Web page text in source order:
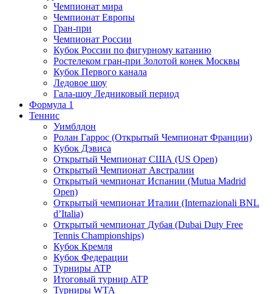
Чемпионат мира
Чемпионат Европы
Гран-при
Чемпионат России
Кубок России по фигурному катанию
Ростелеком гран-при Золотой конек Москвы
Кубок Первого канала
Ледовое шоу
Гала-шоу Ледниковый период
Формула 1
Теннис
Уимблдон
Ролан Гаррос (Открытый Чемпионат Франции)
Кубок Дэвиса
Открытый Чемпионат США (US Open)
Открытый Чемпионат Австралии
Открытый чемпионат Испании (Mutua Madrid
Open)
Открытый чемпионат Италии (Internazionali BNL
d’Italia)
Открытый чемпионат Дубая (Dubai Duty Free
Tennis Championships)
Кубок Кремля
Кубок Федерации
Турниры ATP
Итоговый турнир ATP
Турниры WTA